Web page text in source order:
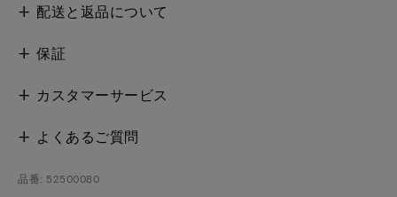
配送と返品について
保証
カスタマーサービス
よくあるご質問
品番: 52500080